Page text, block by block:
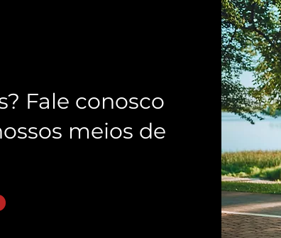
Fale conosco
meios de